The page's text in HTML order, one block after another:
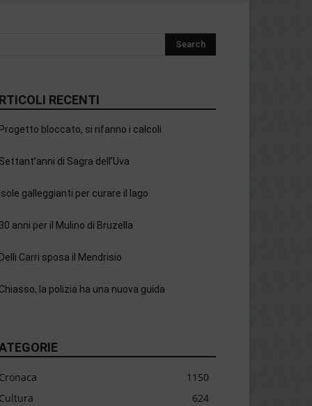
RECENTI
bloccato, si rifanno i calcoli
di Sagra dell’Uva
galleggianti per curare il lago
anni per il Mulino di Bruzella
Carri sposa il Mendrisio
la polizia ha una nuova guida
1150
624